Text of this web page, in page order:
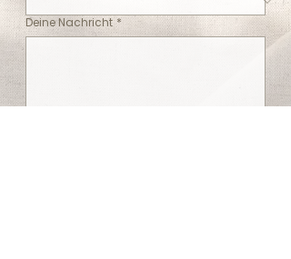
Deine Nachricht *